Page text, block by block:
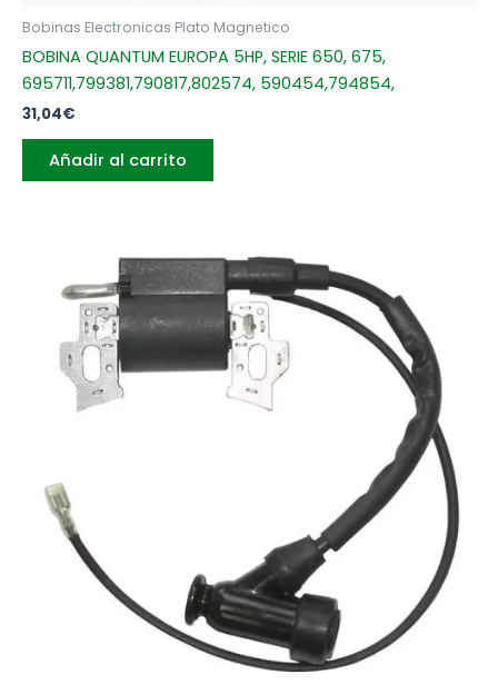
Bobinas Electronicas Plato Magnetico
BOBINA QUANTUM EUROPA 5HP, SERIE 650, 675,
695711,799381,790817,802574, 590454,794854,
31,04€
Añadir al carrito